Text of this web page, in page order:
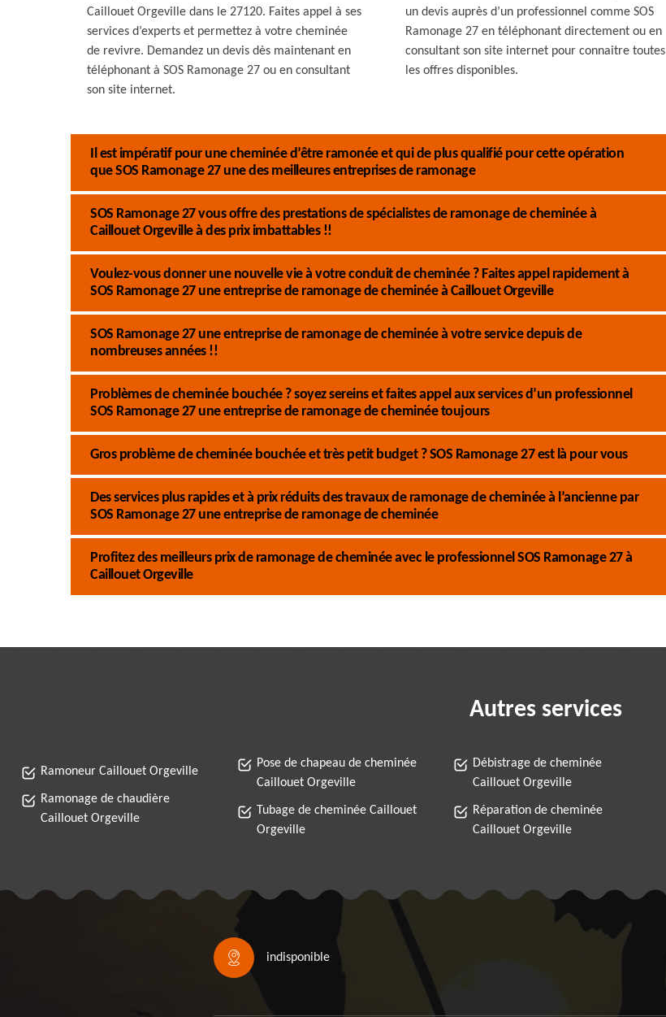
Caillouet Orgeville dans le 27120. Faites appel à ses
services d’experts et permettez à votre cheminée
de revivre. Demandez un devis dès maintenant en
téléphonant à SOS Ramonage 27 ou en consultant
son site internet.
un devis auprès d’un professionnel comme SOS
Ramonage 27 en téléphonant directement ou en
consultant son site internet pour connaitre toutes
les offres disponibles.
Il est impératif pour une cheminée d’être ramonée et qui de plus qualifié pour cette opération
que SOS Ramonage 27 une des meilleures entreprises de ramonage
SOS Ramonage 27 vous offre des prestations de spécialistes de ramonage de cheminée à
Caillouet Orgeville à des prix imbattables !!
Voulez-vous donner une nouvelle vie à votre conduit de cheminée ? Faites appel rapidement à
SOS Ramonage 27 une entreprise de ramonage de cheminée à Caillouet Orgeville
SOS Ramonage 27 une entreprise de ramonage de cheminée à votre service depuis de
nombreuses années !!
Problèmes de cheminée bouchée ? soyez sereins et faites appel aux services d’un professionnel
SOS Ramonage 27 une entreprise de ramonage de cheminée toujours
Gros problème de cheminée bouchée et très petit budget ? SOS Ramonage 27 est là pour vous
Des services plus rapides et à prix réduits des travaux de ramonage de cheminée à l’ancienne par
SOS Ramonage 27 une entreprise de ramonage de cheminée
Profitez des meilleurs prix de ramonage de cheminée avec le professionnel SOS Ramonage 27 à
Caillouet Orgeville
Autres services
Ramoneur Caillouet Orgeville
Ramonage de chaudière
Caillouet Orgeville
Pose de chapeau de cheminée
Caillouet Orgeville
Tubage de cheminée Caillouet
Orgeville
Débistrage de cheminée
Caillouet Orgeville
Réparation de cheminée
Caillouet Orgeville
indisponible